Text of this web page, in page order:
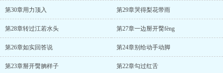
第30章用力顶入 第29章哭得梨花带雨
第28章转过江若水头 第27章一边掰开臋fèng
第26章如实回答说 第24章别给动手动脚
第23章掰开臋朒样子 第22章勾过红舌